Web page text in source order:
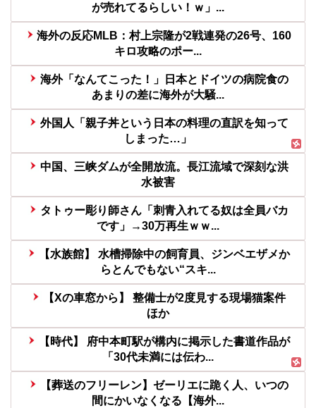
が売れてるらしい！ｗ」...
海外の反応MLB：村上宗隆が2戦連発の26号、160
キロ攻略のポー...
海外「なんてこった！」日本とドイツの病院食の
あまりの差に海外が大騒...
外国人「親子丼という日本の料理の直訳を知って
しまった…」
中国、三峡ダムが全開放流。長江流域で深刻な洪
水被害
タトゥー彫り師さん「刺青入れてる奴は全員バカ
です」→30万再生ｗｗ...
【水族館】 水槽掃除中の飼育員、ジンベエザメか
らとんでもない“スキ...
【Xの車窓から】 整備士が2度見する現場猫案件
ほか
【時代】 府中本町駅が構内に掲示した書道作品が
「30代未満には伝わ...
【葬送のフリーレン】ゼーリエに跪く人、いつの
間にかいなくなる【海外...